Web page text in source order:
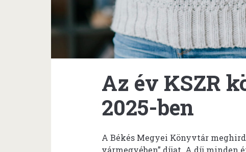
Az év KSZR
2025-ben
A Békés Megyei Könyvtár